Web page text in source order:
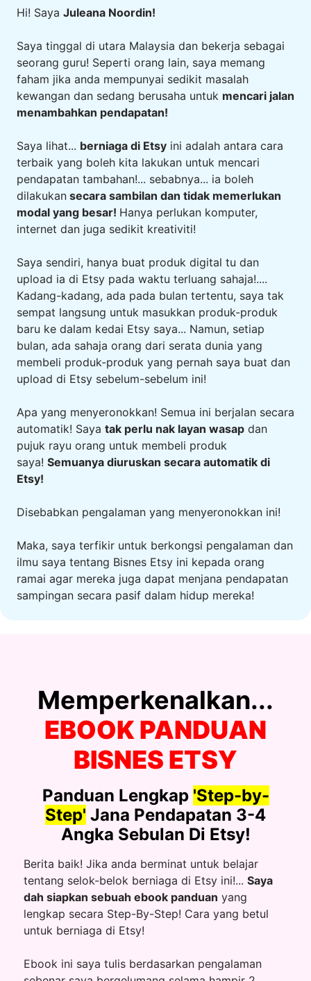
Hi! Saya Juleana Noordin!
Saya tinggal di utara Malaysia dan bekerja sebagai
seorang guru! Seperti orang lain, saya memang
faham jika anda mempunyai sedikit masalah
kewangan dan sedang berusaha untuk mencari jalan
menambahkan pendapatan!
Saya lihat... berniaga di Etsy ini adalah antara cara
terbaik yang boleh kita lakukan untuk mencari
pendapatan tambahan!... sebabnya... ia boleh
dilakukan secara sambilan dan tidak memerlukan
modal yang besar! Hanya perlukan komputer,
internet dan juga sedikit kreativiti!
Saya sendiri, hanya buat produk digital tu dan
upload ia di Etsy pada waktu terluang sahaja!....
Kadang-kadang, ada pada bulan tertentu, saya tak
sempat langsung untuk masukkan produk-produk
baru ke dalam kedai Etsy saya... Namun, setiap
bulan, ada sahaja orang dari serata dunia yang
membeli produk-produk yang pernah saya buat dan
upload di Etsy sebelum-sebelum ini!
Apa yang menyeronokkan! Semua ini berjalan secara
automatik! Saya tak perlu nak layan wasap dan
pujuk rayu orang untuk membeli produk
saya! Semuanya diuruskan secara automatik di
Etsy!
Disebabkan pengalaman yang menyeronokkan ini!
Maka, saya terfikir untuk berkongsi pengalaman dan
ilmu saya tentang Bisnes Etsy ini kepada orang
ramai agar mereka juga dapat menjana pendapatan
sampingan secara pasif dalam hidup mereka!
Memperkenalkan...
EBOOK PANDUAN
BISNES ETSY
Panduan Lengkap 'Step-by-
Step' Jana Pendapatan 3-4
Angka Sebulan Di Etsy!
Berita baik! Jika anda berminat untuk belajar
tentang selok-belok berniaga di Etsy ini!... Saya
dah siapkan sebuah ebook panduan yang
lengkap secara Step-By-Step! Cara yang betul
untuk berniaga di Etsy!
Ebook ini saya tulis berdasarkan pengalaman